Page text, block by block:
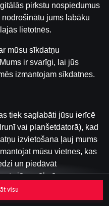
versija. Lūdzu,
ar īstu naudu.
pirkstu nospiedumus
jums labāku
lietotnēs.
mūsu sīkdatņu
ir svarīgi, lai jūs
izmantojam sīkdatnes.
tiek saglabāti jūsu ierīcē
vai planšetdatorā), kad
izvietošana ļauj mums
mūsu vietnes, kas
un piedāvāt
jūsu vēlmēm.
"sesijas sīkdatnes")
visu